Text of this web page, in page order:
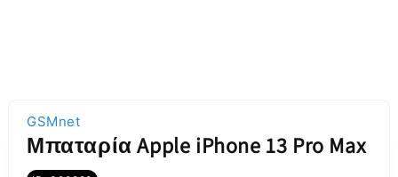
GSMnet
Μπαταρία Apple iPhone 13 Pro Max